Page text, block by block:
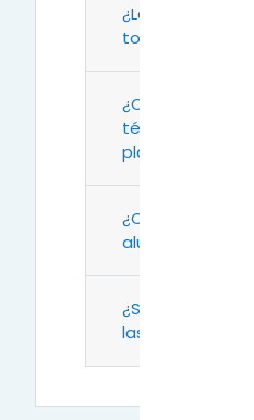
¿La navegación
todos?
¿Cuáles son los
técnicos para
plataforma?
¿Cómo se
alumnos en el
¿Se puede
las notas de